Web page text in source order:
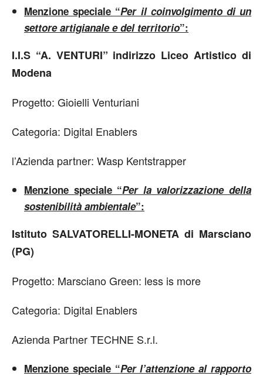
Menzione speciale “Per il coinvolgimento di un
settore artigianale e del territorio”:
I.I.S “A. VENTURI” indirizzo Liceo Artistico di
Modena
Progetto: Gioielli Venturiani
Categoria: Digital Enablers
l’Azienda partner: Wasp Kentstrapper
Menzione speciale “Per la valorizzazione della
sostenibilità ambientale”:
Istituto SALVATORELLI-MONETA di Marsciano
(PG)
Progetto: Marsciano Green: less is more
Categoria: Digital Enablers
Azienda Partner TECHNE S.r.l.
Menzione speciale “Per l’attenzione al rapporto